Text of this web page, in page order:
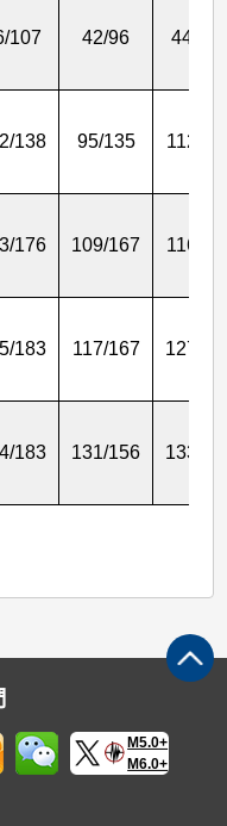
107 42/96 44/
138 95/135 112/
176 109/167 116/
183 117/167 127/
183 131/156 133/
M5.0+
M6.0+